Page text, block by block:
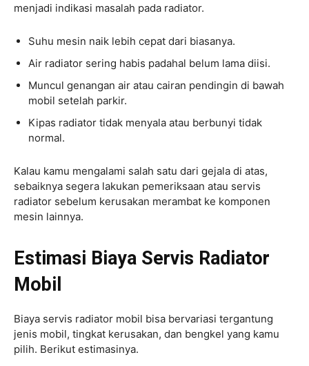
menjadi indikasi masalah pada radiator.
Suhu mesin naik lebih cepat dari biasanya.
Air radiator sering habis padahal belum lama diisi.
Muncul genangan air atau cairan pendingin di bawah
mobil setelah parkir.
Kipas radiator tidak menyala atau berbunyi tidak
normal.
Kalau kamu mengalami salah satu dari gejala di atas,
sebaiknya segera lakukan pemeriksaan atau servis
radiator sebelum kerusakan merambat ke komponen
mesin lainnya.
Estimasi Biaya Servis Radiator
Mobil
Biaya servis radiator mobil bisa bervariasi tergantung
jenis mobil, tingkat kerusakan, dan bengkel yang kamu
pilih. Berikut estimasinya.